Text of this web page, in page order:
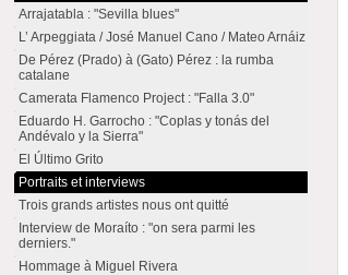
Arrajatabla : "Sevilla blues"
L’ Arpeggiata / José Manuel Cano / Mateo Arnáiz
De Pérez (Prado) à (Gato) Pérez : la rumba
catalane
Camerata Flamenco Project : "Falla 3.0"
Eduardo H. Garrocho : "Coplas y tonás del
Andévalo y la Sierra"
El Último Grito
Portraits et interviews
Trois grands artistes nous ont quitté
Interview de Moraíto : "on sera parmi les
derniers."
Hommage à Miguel Rivera